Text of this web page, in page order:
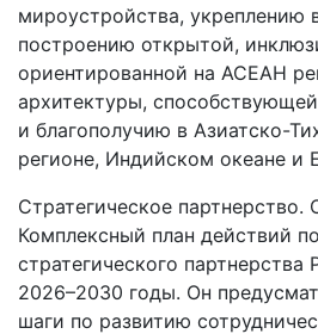
мироустройства, укреплению
построению открытой,
ориентированной на АСЕАН
архитектуры,
и благополучию в Азиатско-
регионе, Индийском океане и
Стратегическое партнерство.
Комплексный план действий
стратегического
2026–2030 годы. Он
шаги по развитию